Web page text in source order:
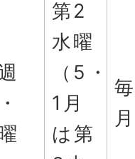
第2
水曜
（5・
1月
は第